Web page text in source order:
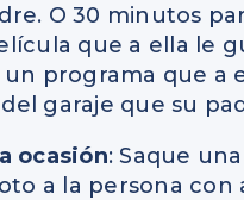
O 30 minutos
que a ella le
programa que a
garaje que su
ocasión: Saque
a la persona con